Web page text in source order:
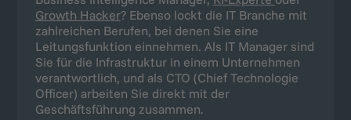
Wie bekommen Sie einen Job in
der IT Branche?
Es gibt den weit verbreiteten Irrtum, dass man
studierter Informatiker sein muss, um einen IT
Beruf ergreifen zu können. Wie eingangs erwähnt,
stimmt das nicht. Sie können heutzutage sehr gut
eineIT Ausbildung , beispielsweise als